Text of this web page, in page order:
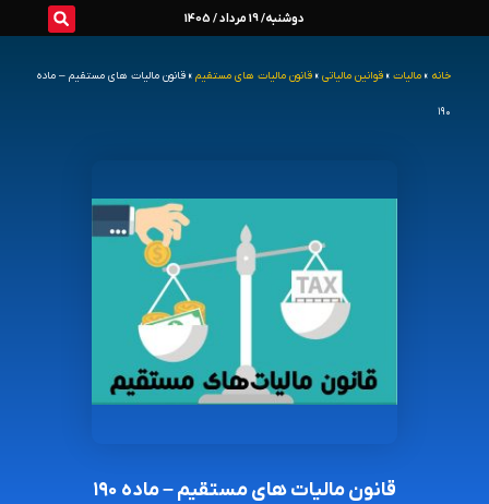
دوشنبه/ 19 مرداد / 1405
خانه » مالیات » قوانین مالیاتی » قانون مالیات های مستقیم » قانون مالیات های مستقیم – ماده
۱۹۰
قانون مالیات های مستقیم – ماده ۱۹۰